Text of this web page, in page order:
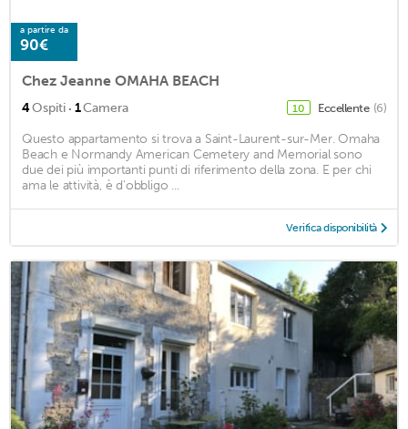
a partire da
90€
Chez Jeanne OMAHA BEACH
4Ospiti · 1Camera 10 Eccellente (6)
Questo appartamento si trova a Saint-Laurent-sur-Mer. Omaha
Beach e Normandy American Cemetery and Memorial sono
due dei più importanti punti di riferimento della zona. E per chi
ama le attività, è d'obbligo ...
Verifica disponibilità